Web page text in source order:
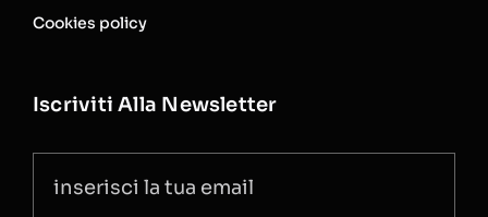
Cookies policy
Iscriviti Alla Newsletter